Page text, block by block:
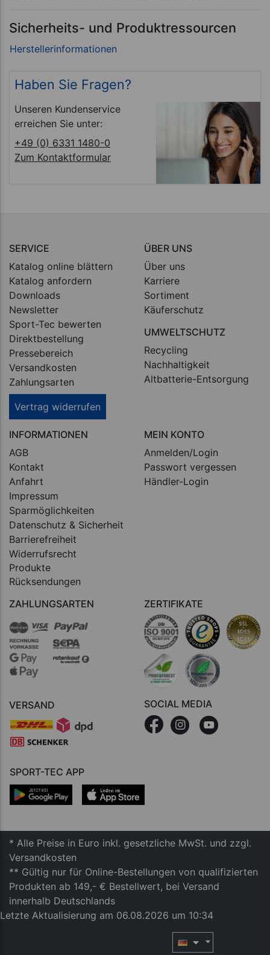
Sicherheits- und Produktressourcen
Haben Sie Fragen?
Unseren Kundenservice
erreichen Sie unter:
+49 (0) 6331 1480-0
Zum Kontaktformular
SERVICE
Katalog online blättern
Katalog anfordern
Downloads
Newsletter
Sport-Tec bewerten
Direktbestellung
Pressebereich
Versandkosten
Zahlungsarten
Vertrag widerrufen
ÜBER UNS
Über uns
Karriere
Sortiment
Käuferschutz
UMWELTSCHUTZ
Recycling
Nachhaltigkeit
Altbatterie-Entsorgung
INFORMATIONEN
AGB
Kontakt
Anfahrt
Impressum
Sparmöglichkeiten
Datenschutz & Sicherheit
Barrierefreiheit
Widerrufsrecht
Produkte
Rücksendungen
MEIN KONTO
Anmelden/Login
Passwort vergessen
Händler-Login
ZAHLUNGSARTEN
VERSAND
ZERTIFIKATE
SOCIAL MEDIA
SPORT-TEC APP
* Alle Preise in Euro inkl. gesetzliche MwSt. und zzgl.
Versandkosten
** Gültig nur für Online-Bestellungen von qualifizierten
Produkten ab 149,- € Bestellwert, bei Versand
innerhalb Deutschlands
Letzte Aktualisierung am 06.08.2026 um 10:34